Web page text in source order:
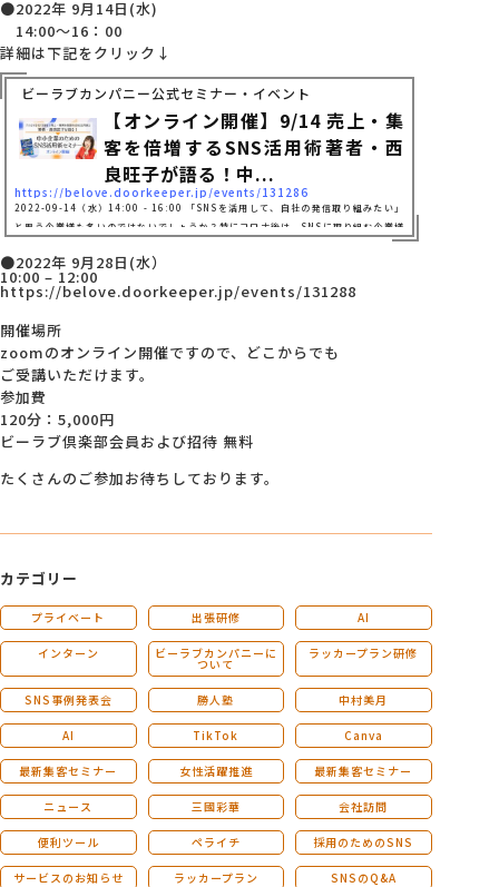
●2022年 9月14日(水)
14:00～16：00
詳細は下記をクリック↓
ビーラブカンパニー公式セミナー・イベント
【オンライン開催】9/14 売上・集
客を倍増するSNS活用術著者・西
良旺子が語る！中...
https://belove.doorkeeper.jp/events/131286
2022-09-14（水）14:00 - 16:00 「SNSを活用して、自社の発信取り組みたい」
と思う企業様も多いのではないでしょうか？特にコロナ後は、SNSに取り組む企業様
が増えてきました。とはいえ、自己流のSNSでは継続しなかったり、効果を感じられ
ず、担当者不在、更新されないアカウントがそのまま…の企業様も多いのではないでし
ょうか。必要なのはわかっている、でもどこから始めたらいいのかわからない。そん
な皆様に…『小さな会社でできる！売上・集客を倍増するSNS活用術』（セルバ出
●2022年 9月28日(水）
10:00 – 12:00
https://belove.doorkeeper.jp/events/131288
開催場所
zoomのオンライン開催ですので、どこからでも
ご受講いただけます。
参加費
120分：5,000円
ビーラブ倶楽部会員および招待 無料
たくさんのご参加お待ちしております。
カテゴリー
プライベート 出張研修 AI
インターン ビーラブカンパニーに
ついて
ラッカープラン研修
SNS事例発表会 勝人塾 中村美月
AI TikTok Canva
最新集客セミナー 女性活躍推進 最新集客セミナー
ニュース 三國彩華 会社訪問
便利ツール ペライチ 採用のためのSNS
サービスのお知らせ ラッカープラン SNSのQ&A